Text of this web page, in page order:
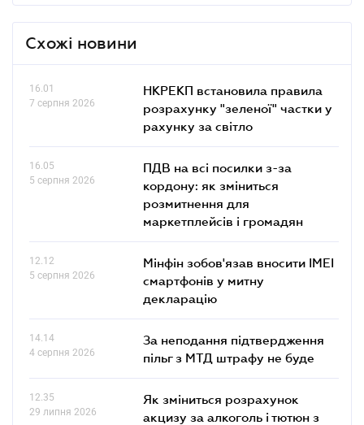
Схожі новини
16.01
7 серпня 2026
НКРЕКП встановила правила
розрахунку "зеленої" частки у
рахунку за світло
16.05
5 серпня 2026
ПДВ на всі посилки з-за
кордону: як зміниться
розмитнення для
маркетплейсів і громадян
12.12
5 серпня 2026
Мінфін зобов'язав вносити IMEI
смартфонів у митну
декларацію
14.14
4 серпня 2026
За неподання підтвердження
пільг з МТД штрафу не буде
12.35
29 липня 2026
Як зміниться розрахунок
акцизу за алкоголь і тютюн з